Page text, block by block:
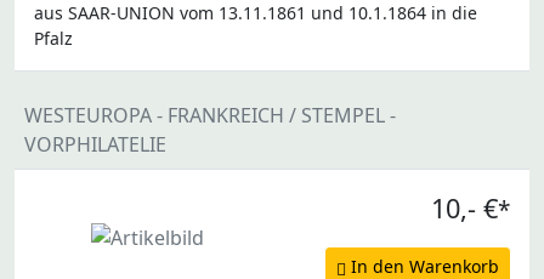
aus SAAR-UNION vom 13.11.1861 und 10.1.1864 in die
Pfalz
WESTEUROPA - FRANKREICH / STEMPEL -
VORPHILATELIE
10,- €*
In den Warenkorb